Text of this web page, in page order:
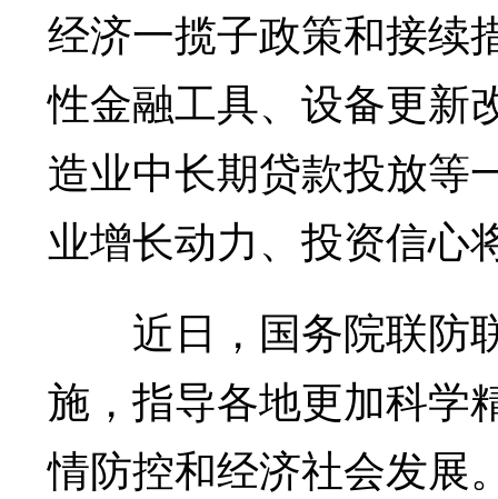
经济一揽子政策和接续
性金融工具、设备更新
造业中长期贷款投放等
业增长动力、投资信心
近日，国务院联防
施，指导各地更加科学
情防控和经济社会发展